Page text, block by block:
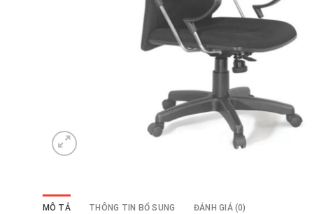
MÔ TẢ THÔNG TIN BỔ SUNG ĐÁNH GIÁ (0)